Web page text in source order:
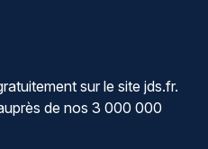
sur le site jds.fr.
de nos 3 000 000